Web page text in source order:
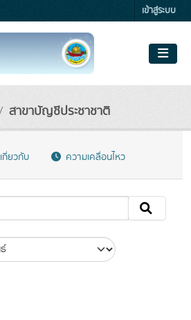
เข้าสู่ระบบ
สาขาบัญชีประชาชาติ
เกี่ยวกับ ความเคลื่อนไหว